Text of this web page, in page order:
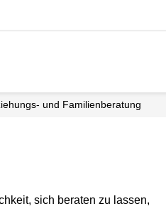
und Familienberatung
sich beraten zu lassen,